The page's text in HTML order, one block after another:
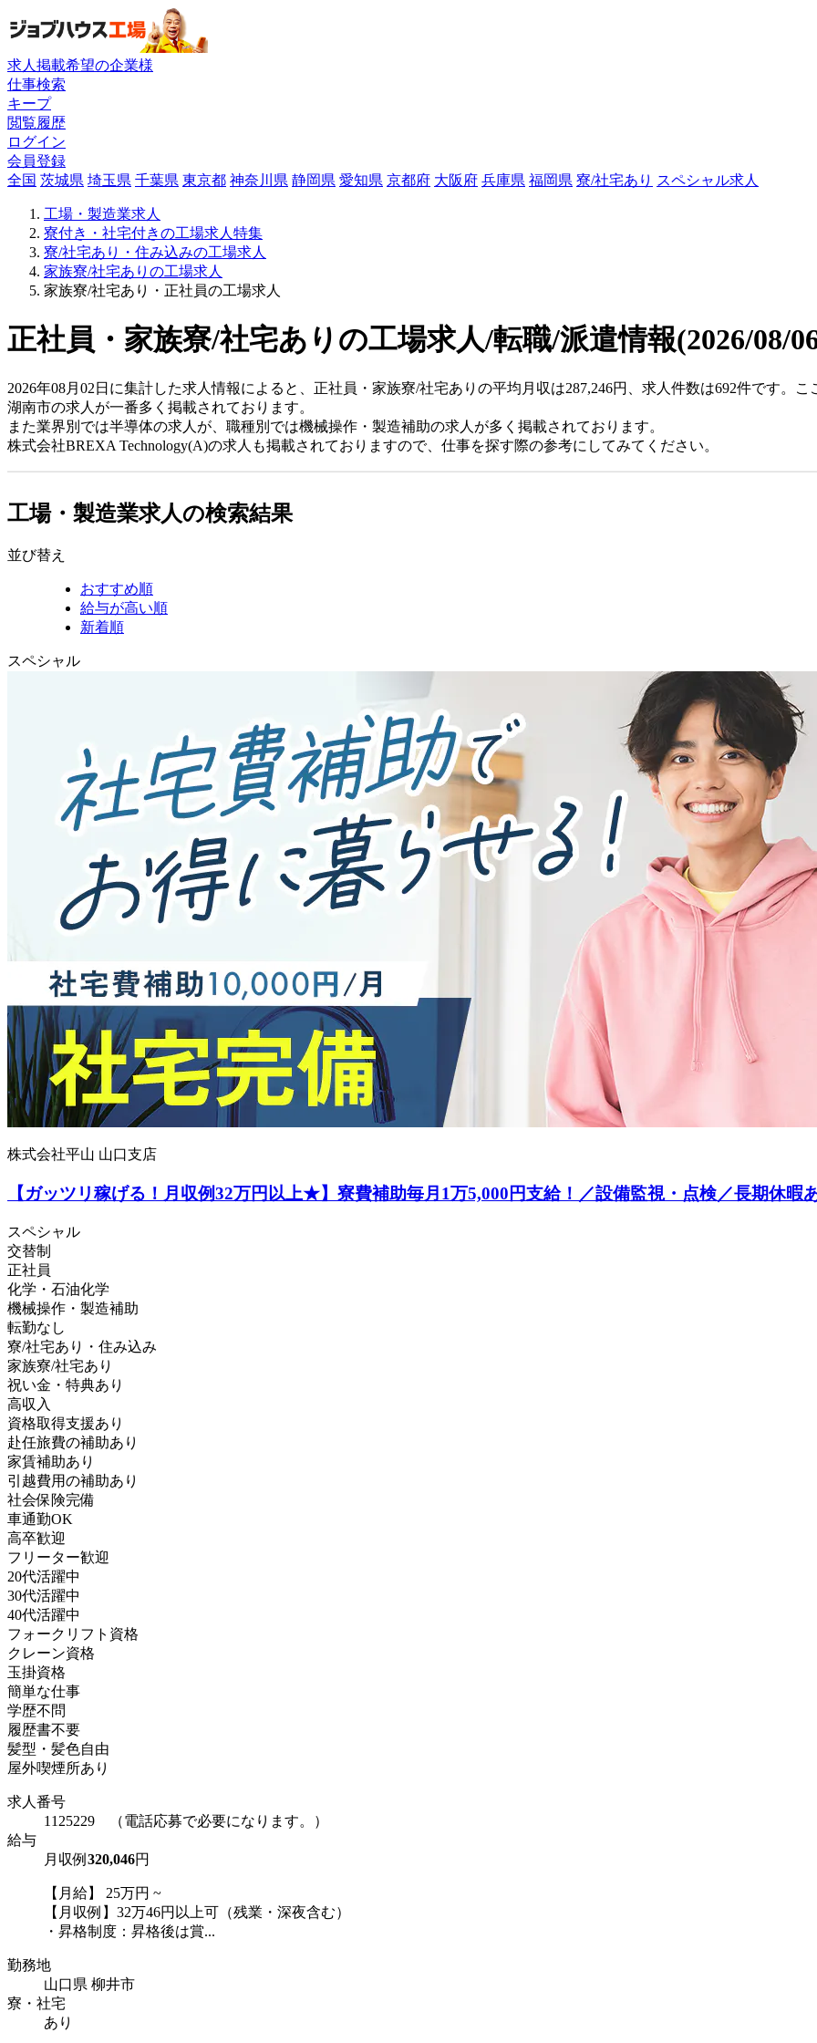
求人掲載希望の企業様
仕事検索
キープ
閲覧履歴
ログイン
会員登録
全国 茨城県 埼玉県 千葉県 東京都 神奈川県 静岡県 愛知県 京都府 大阪府 兵庫県 福岡県 寮/社宅あり スペシャル求人
工場・製造業求人
寮付き・社宅付きの工場求人特集
寮/社宅あり・住み込みの工場求人
家族寮/社宅ありの工場求人
家族寮/社宅あり・正社員の工場求人
正社員・家族寮/社宅ありの工場求人/転職/派遣情報(2026/08/
2026年08月02日に集計した求人情報によると、正社員・家族寮/社宅ありの平均月収は287,246円、求人件数は692件です。
湖南市の求人が一番多く掲載されております。
また業界別では半導体の求人が、職種別では機械操作・製造補助の求人が多く掲載されております。
株式会社BREXA Technology(A)の求人も掲載されておりますので、仕事を探す際の参考にしてみてください。
工場・製造業求人の検索結果
並び替え
おすすめ順
給与が高い順
新着順
スペシャル
株式会社平山 山口支店
【ガッツリ稼げる！月収例32万円以上★】寮費補助毎月1万5,000円支給！／設備監視・点検／長期休暇
スペシャル
交替制
正社員
化学・石油化学
機械操作・製造補助
転勤なし
寮/社宅あり・住み込み
家族寮/社宅あり
祝い金・特典あり
高収入
資格取得支援あり
赴任旅費の補助あり
家賃補助あり
引越費用の補助あり
社会保険完備
車通勤OK
高卒歓迎
フリーター歓迎
20代活躍中
30代活躍中
40代活躍中
フォークリフト資格
クレーン資格
玉掛資格
簡単な仕事
学歴不問
履歴書不要
髪型・髪色自由
屋外喫煙所あり
求人番号
1125229 （電話応募で必要になります。）
給与
月収例 320,046円
【月給】 25万円 ~
【月収例】32万46円以上可（残業・深夜含む）
・昇格制度：昇格後は賞...
勤務地
山口県 柳井市
寮・社宅
あり